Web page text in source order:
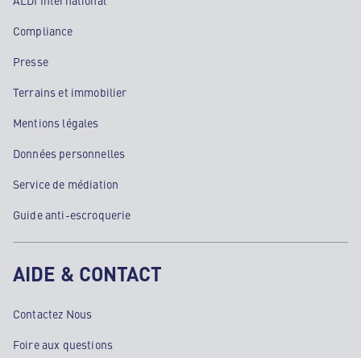
Compliance
Presse
Terrains et immobilier
Mentions légales
Données personnelles
Service de médiation
Guide anti-escroquerie
AIDE & CONTACT
Contactez Nous
Foire aux questions